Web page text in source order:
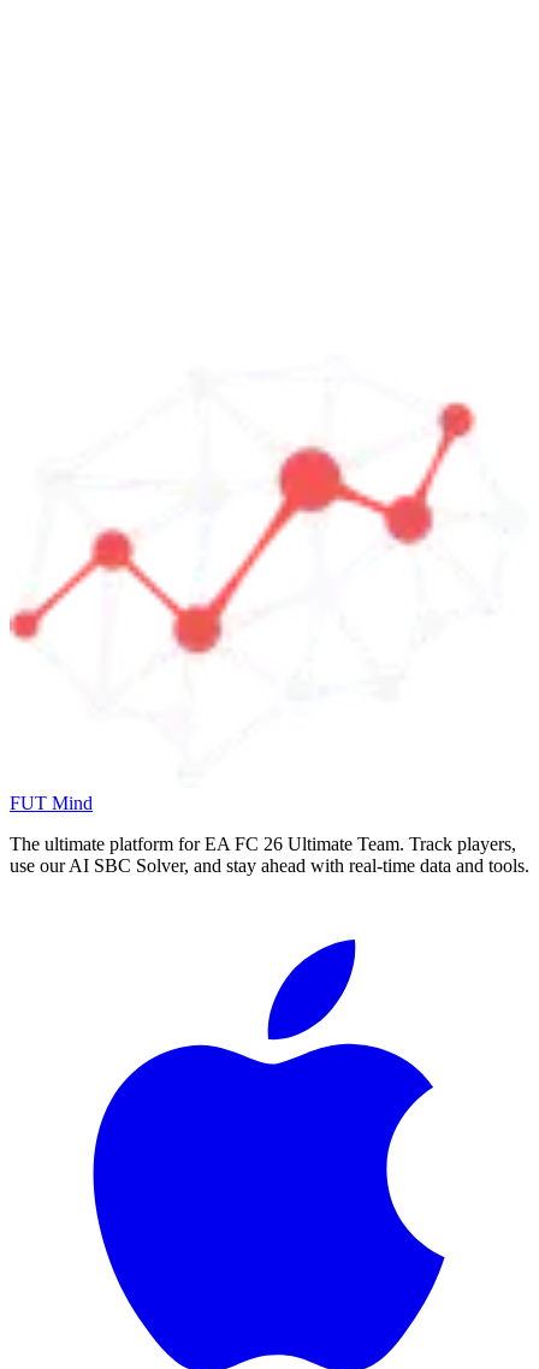
FUT Mind
The ultimate platform for EA FC 26 Ultimate Team. Track players,
use our AI SBC Solver, and stay ahead with real-time data and tools.